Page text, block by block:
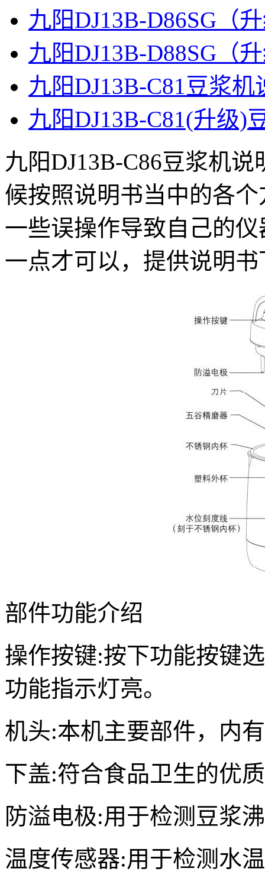
九阳DJ13B-D86SG（
九阳DJ13B-D88SG（
九阳DJ13B-C81豆浆机
九阳DJ13B-C81(升级)
九阳DJ13B-C86豆浆机
候按照说明书当中的各
一些误操作导致自己的
一点才可以，提供说明
部件功能介绍
操作按键:按下功能按键
功能指示灯亮。
机头:本机主要部件，内
下盖:符合食品卫生的优
防溢电极:用于检测豆浆
温度传感器:用于检测水